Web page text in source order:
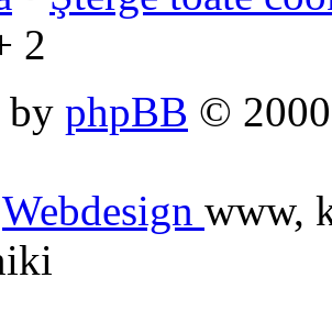
2
by phpBB ©
Webdesign www,